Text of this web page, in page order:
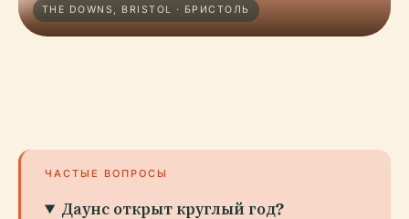
THE DOWNS, BRISTOL · БРИСТОЛЬ
ЧАСТЫЕ ВОПРОСЫ
Даунс открыт круглый год?